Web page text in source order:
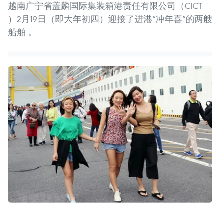
越南广宁省盖麟国际集装箱港责任有限公司（CICT
）2月19日（即大年初四）迎接了进港“冲年喜”的两艘
船舶 。